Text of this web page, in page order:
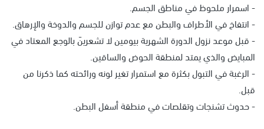
- اسمرار ملحوظ في مناطق الجسم.
- انتفاخ في الأطراف والبطن مع عدم توازن للجسم والدوخة والإرهاق.
- قبل موعد نزول الدورة الشهرية بيومين لا تشعرينَ بالوجع المعتاد في
المبايض والذي يمتد لمنطقة الحوض والساقين.
- الرغبة في التبول بكثرة مع استمرار تغير لونه ورائحته كما ذكرنا من
قبل.
- حدوث تشنجات وتقلصات في منطقة أسفل البطن.